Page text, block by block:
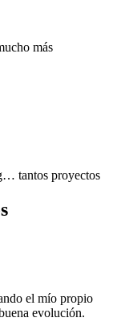
más
tantos proyectos
el mío propio
evolución.